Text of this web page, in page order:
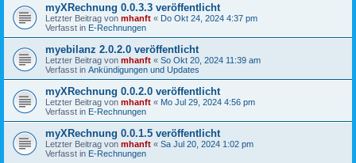
myXRechnung 0.0.3.3 veröffentlicht
Letzter Beitrag von mhanft « Do Okt 24, 2024 4:37 pm
Verfasst in E-Rechnungen
myebilanz 2.0.2.0 veröffentlicht
Letzter Beitrag von mhanft « So Okt 20, 2024 11:39 am
Verfasst in Ankündigungen und Updates
myXRechnung 0.0.2.0 veröffentlicht
Letzter Beitrag von mhanft « Mo Jul 29, 2024 4:56 pm
Verfasst in E-Rechnungen
myXRechnung 0.0.1.5 veröffentlicht
Letzter Beitrag von mhanft « Sa Jul 20, 2024 1:02 pm
Verfasst in E-Rechnungen